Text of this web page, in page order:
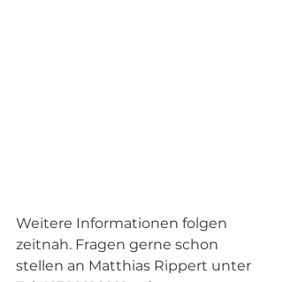
Weitere Informationen folgen
zeitnah. Fragen gerne schon
stellen an Matthias Rippert unter